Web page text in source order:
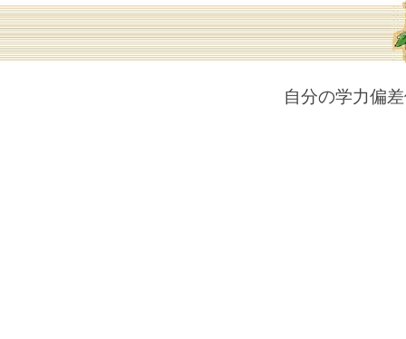
自分の学力偏